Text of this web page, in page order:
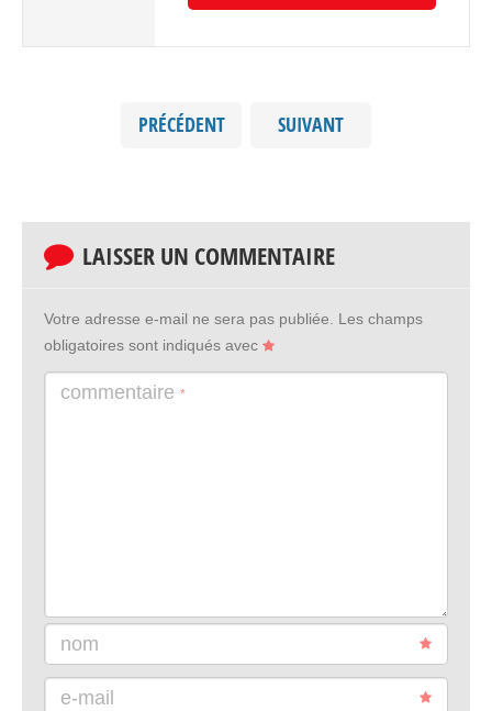
PRÉCÉDENT SUIVANT
LAISSER UN COMMENTAIRE
Votre adresse e-mail ne sera pas publiée. Les champs
obligatoires sont indiqués avec
commentaire *
nom
e-mail